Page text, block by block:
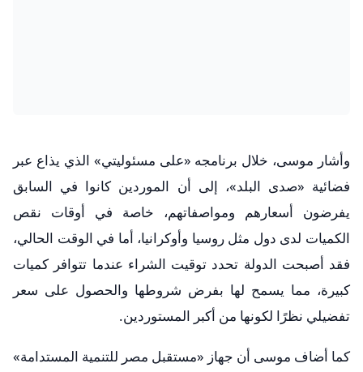
وأشار موسى، خلال برنامجه «على مسئوليتي» الذي يذاع عبر
فضائية «صدى البلد»، إلى أن الموردين كانوا في السابق
يفرضون أسعارهم ومواصفاتهم، خاصة في أوقات نقص
الكميات لدى دول مثل روسيا وأوكرانيا، أما في الوقت الحالي،
فقد أصبحت الدولة تحدد توقيت الشراء عندما تتوافر كميات
كبيرة، مما يسمح لها بفرض شروطها والحصول على سعر
تفضيلي نظرًا لكونها من أكبر المستوردين.
كما أضاف موسى أن جهاز «مستقبل مصر للتنمية المستدامة»